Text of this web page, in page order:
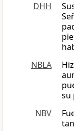
DHH
NBLA
su
NBV